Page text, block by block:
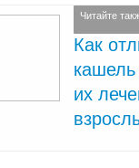
Читайте
Как
кашель
их